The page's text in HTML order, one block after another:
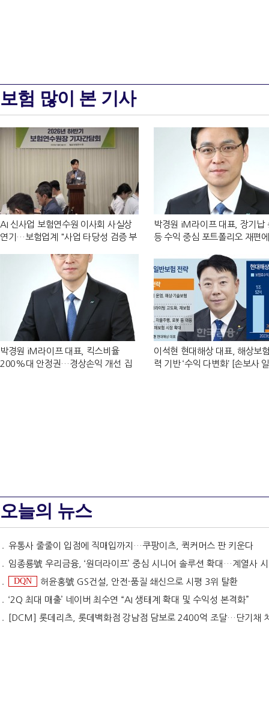
보험 많이 본 기사
AI 신사업 보험연수원 이사회 사실상
연기…보험업계 "사업 타당성 검증 부
박경원 iM라이프 대표, 장기납
등 수익 중심 포트폴리오 재편
박경원 iM라이프 대표, 킥스비율
200%대 안정권…경상손익 개선 집
이석현 현대해상 대표, 해상보
력 기반 ‘수익 다변화ʼ [손보사
오늘의 뉴스
유통사 줄줄이 입점에 직매입까지…쿠팡이츠, 퀵커머스 판 키운다
임종룡號 우리금융, ‘원더라이프’ 중심 시니어 솔루션 확대…계열사 시너지 '관건' [금융 시니어 비즈니
DQN
허윤홍號 GS건설, 안전·품질 쇄신으로 시평 3위 탈환
‘2Q 최대 매출’ 네이버 최수연 “AI 생태계 확대 및 수익성 본격화”
[DCM] 롯데리츠, 롯데백화점 강남점 담보로 2400억 조달…단기채